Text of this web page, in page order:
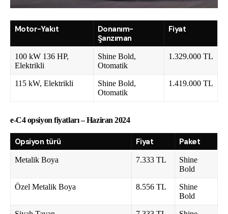
Motor-Yakıt
Donanım-
Şanzıman
Fiyat
100 kW 136 HP,
Elektrikli
Shine Bold,
Otomatik
1.329.000 TL
115 kW, Elektrikli
Shine Bold,
Otomatik
1.419.000 TL
e-C4 opsiyon fiyatları – Haziran 2024
Opsiyon türü Fiyat Paket
Metalik Boya 7.333 TL
Shine
Bold
Özel Metalik Boya 8.556 TL
Shine
Bold